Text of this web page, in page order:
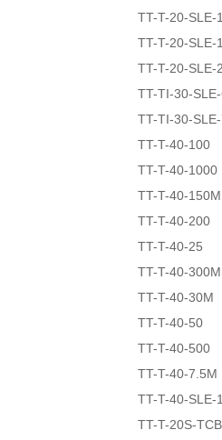
TT-T-20-SLE-
TT-T-20-SLE-
TT-T-20-SLE-
TT-TI-30-
TT-TI-30-
TT-T-40-100
TT-T-40-1000
TT-T-40-150M
TT-T-40-200
TT-T-40-25
TT-T-40-300M
TT-T-40-30M
TT-T-40-50
TT-T-40-500
TT-T-40-7.5M
TT-T-40-SLE-
TT-T-20S-